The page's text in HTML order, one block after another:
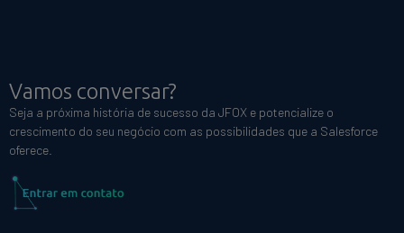
Vamos conversar?
Seja a próxima história de sucesso da JFOX e potencialize o
crescimento do seu negócio com as possibilidades que a Salesforce
oferece.